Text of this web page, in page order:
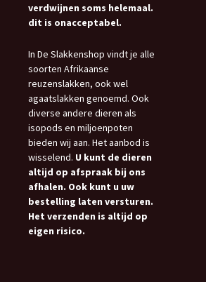
verdwijnen soms helemaal.
dit is onacceptabel.
In De Slakkenshop vindt je alle
soorten Afrikaanse
reuzenslakken, ook wel
agaatslakken genoemd. Ook
diverse andere dieren als
isopods en miljoenpoten
bieden wij aan. Het aanbod is
wisselend. U kunt de dieren
altijd op afspraak bij ons
afhalen. Ook kunt u uw
bestelling laten versturen.
Het verzenden is altijd op
eigen risico.